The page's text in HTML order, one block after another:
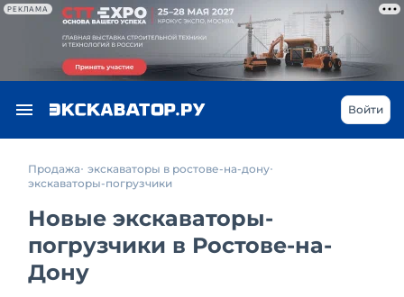
РЕКЛАМА
Войти
Продажа экскаваторы в ростове-на-дону
экскаваторы-погрузчики
Новые экскаваторы-
погрузчики в Ростове-на-
Дону